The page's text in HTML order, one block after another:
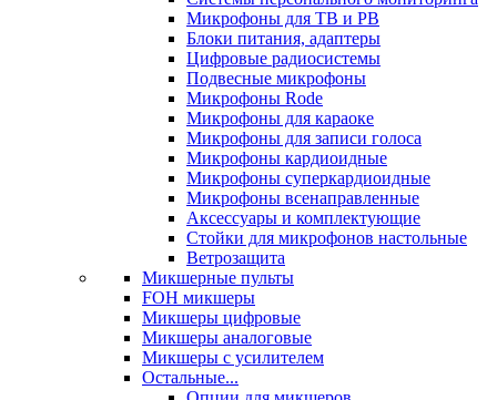
Микрофоны для ТВ и РВ
Блоки питания, адаптеры
Цифровые радиосистемы
Подвесные микрофоны
Микрофоны Rode
Микрофоны для караоке
Микрофоны для записи голоса
Микрофоны кардиоидные
Микрофоны суперкардиоидные
Микрофоны всенаправленные
Аксессуары и комплектующие
Стойки для микрофонов настольные
Ветрозащита
Микшерные пульты
FOH микшеры
Микшеры цифровые
Микшеры аналоговые
Микшеры с усилителем
Остальные...